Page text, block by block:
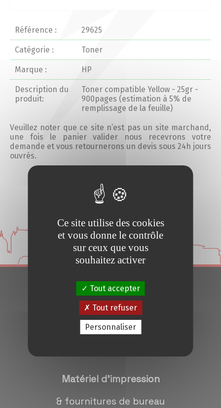
Professionnels
Particuliers
Catalogue
Analyse des besoins
Conseils et Astuces
Devis en 24H
Notre métier
Contact/magasins
Référence : 29625
Catégorie : Toner
Marque : HP
Description du
produit:
Toner compatible Yellow - 25gr -
900pages (estimation à 5% de
remplissage de la feuille)
Veuillez noter que ce site n’est pas un site marchand,
une fois le panier valider nous recevrons votre
demande et vous retournerons un devis sous 24h jours
ouvrés.
Matériel d'impression
& fournitures de bureau
Ce site utilise des cookies
et vous donne le contrôle
sur ceux que vous
souhaitez activer
Tout accepter
Tout refuser
Personnaliser